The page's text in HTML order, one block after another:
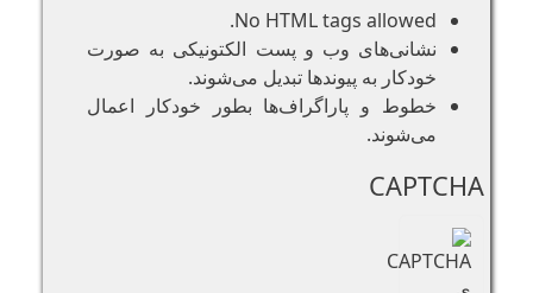
No HTML tags allowed.
نشانی‌های وب و پست الکتونیکی به صورت
خودکار به پیوند‌ها تبدیل می‌شوند.
خطوط و پاراگراف‌ها بطور خودکار اعمال
می‌شوند.
CAPTCHA